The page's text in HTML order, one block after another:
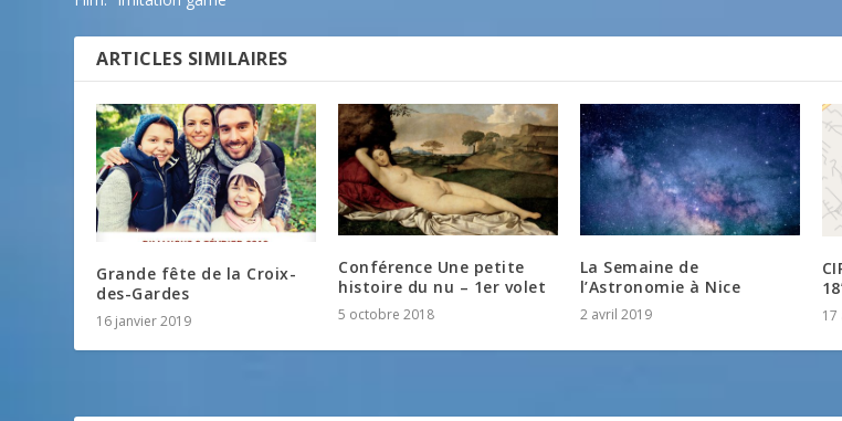
ARTICLES SIMILAIRES
Grande fête de la Croix-
des-Gardes
16 janvier 2019
Conférence Une petite
histoire du nu – 1er volet
5 octobre 2018
La Semaine de
l’Astronomie à Nice
2 avril 2019 17